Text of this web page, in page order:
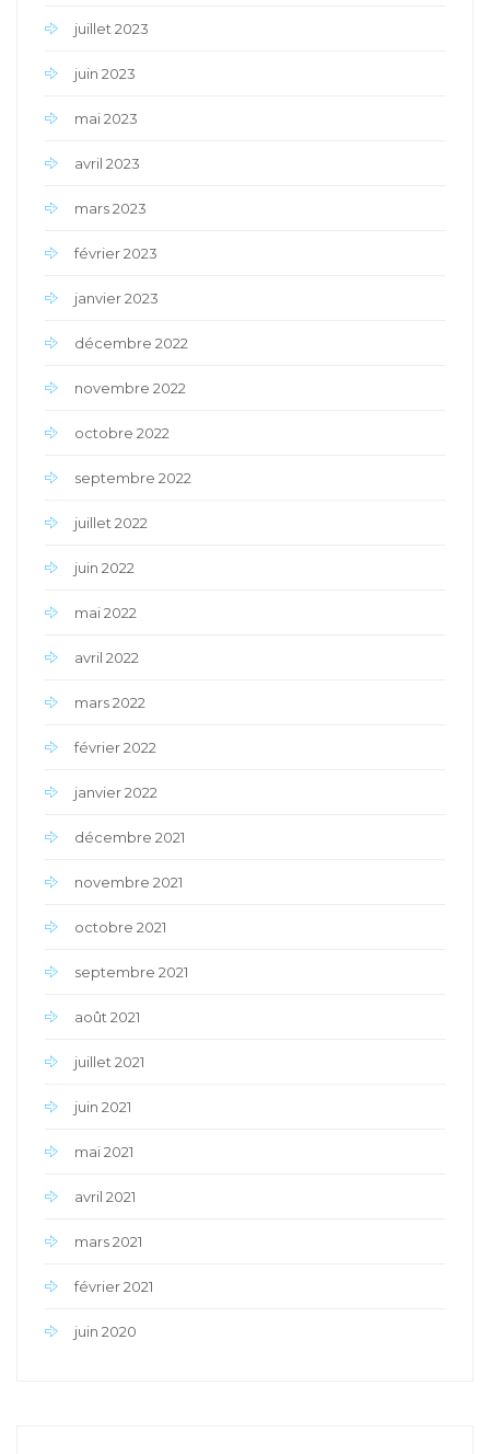
juillet 2023
juin 2023
mai 2023
avril 2023
mars 2023
février 2023
janvier 2023
décembre 2022
novembre 2022
octobre 2022
septembre 2022
juillet 2022
juin 2022
mai 2022
avril 2022
mars 2022
février 2022
janvier 2022
décembre 2021
novembre 2021
octobre 2021
septembre 2021
août 2021
juillet 2021
juin 2021
mai 2021
avril 2021
mars 2021
février 2021
juin 2020